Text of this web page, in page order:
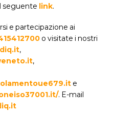
seguente link.
e partecipazione ai
o visitate i nostri
,
,
e
. E-mail